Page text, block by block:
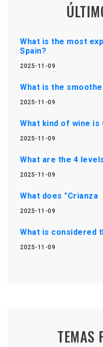
What is the most
Spain?
2025-11-09
What is the
2025-11-09
What kind of wine is
2025-11-09
What are the 4
2025-11-09
What does "Crianza
2025-11-09
What is considered
2025-11-09
TEMAS